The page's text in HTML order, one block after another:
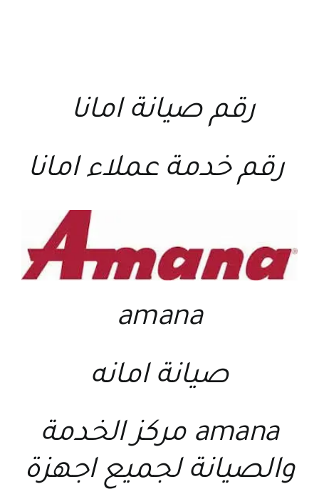
رقم صيانة امانا
رقم خدمة عملاء امانا
amana
صيانة امانه
amana مركز الخدمة
والصيانة لجميع اجهزة